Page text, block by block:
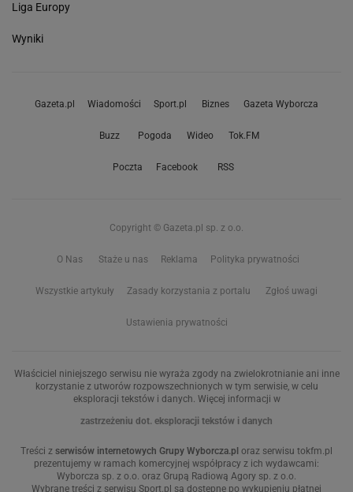
Liga Europy
Wyniki
Gazeta.pl Wiadomości Sport.pl Biznes Gazeta Wyborcza
Buzz Pogoda Wideo Tok.FM
Poczta Facebook RSS
Copyright © Gazeta.pl sp. z o.o.
O Nas Staże u nas Reklama Polityka prywatności
Wszystkie artykuły Zasady korzystania z portalu Zgłoś uwagi
Ustawienia prywatności
Właściciel niniejszego serwisu nie wyraża zgody na zwielokrotnianie ani inne
korzystanie z utworów rozpowszechnionych w tym serwisie, w celu
eksploracji tekstów i danych. Więcej informacji w
zastrzeżeniu dot. eksploracji tekstów i danych
Treści z serwisów internetowych Grupy Wyborcza.pl oraz serwisu tokfm.pl
prezentujemy w ramach komercyjnej współpracy z ich wydawcami:
Wyborcza sp. z o.o. oraz Grupą Radiową Agory sp. z o.o.
Wybrane treści z serwisu Sport.pl są dostępne po wykupieniu płatnej